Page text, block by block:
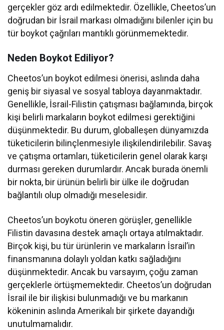
gerçekler göz ardı edilmektedir. Özellikle, Cheetos’un
doğrudan bir İsrail markası olmadığını bilenler için bu
tür boykot çağrıları mantıklı görünmemektedir.
Neden Boykot Ediliyor?
Cheetos’un boykot edilmesi önerisi, aslında daha
geniş bir siyasal ve sosyal tabloya dayanmaktadır.
Genellikle, İsrail-Filistin çatışması bağlamında, birçok
kişi belirli markaların boykot edilmesi gerektiğini
düşünmektedir. Bu durum, globalleşen dünyamızda
tüketicilerin bilinçlenmesiyle ilişkilendirilebilir. Savaş
ve çatışma ortamları, tüketicilerin genel olarak karşı
durması gereken durumlardır. Ancak burada önemli
bir nokta, bir ürünün belirli bir ülke ile doğrudan
bağlantılı olup olmadığı meselesidir.
Cheetos’un boykotu öneren görüşler, genellikle
Filistin davasına destek amaçlı ortaya atılmaktadır.
Birçok kişi, bu tür ürünlerin ve markaların İsrail’in
finansmanına dolaylı yoldan katkı sağladığını
düşünmektedir. Ancak bu varsayım, çoğu zaman
gerçeklerle örtüşmemektedir. Cheetos’un doğrudan
İsrail ile bir ilişkisi bulunmadığı ve bu markanın
kökeninin aslında Amerikalı bir şirkete dayandığı
unutulmamalıdır.